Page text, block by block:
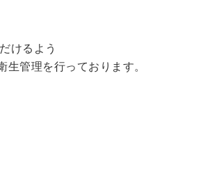
けるよう
生管理を行っております。